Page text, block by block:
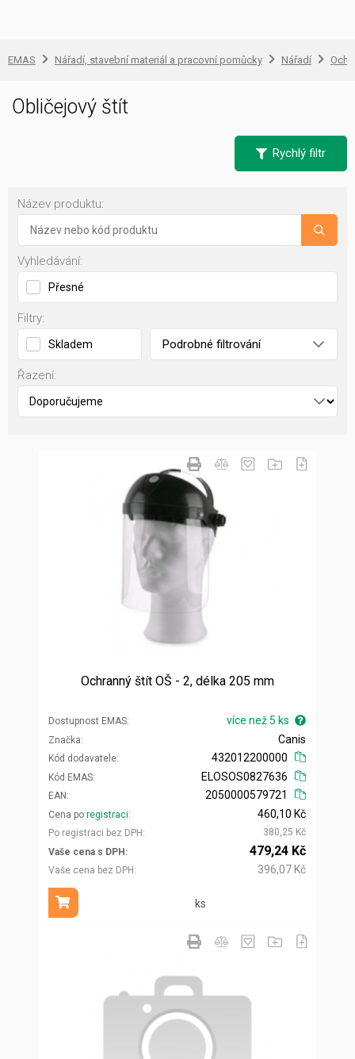
EMAS Nářadí, stavební materiál a pracovní pomůcky Nářadí
Obličejový štít
Rychlý filtr
Název produktu:
Vyhledávání:
Přesné
Filtry:
Skladem Podrobné filtrování
Řazení:
Ochranný štít OŠ - 2, délka 205 mm
Dostupnost EMAS více než 5 ks
Značka
Kód dodavatele
Canis
432012200000
Kód EMAS
EAN
ELOSOS0827636
2050000579721
Cena po registraci
Po registraci bez DPH
460,10 Kč
380,25 Kč
Vaše cena s DPH
Vaše cena bez DPH
479,24 Kč
396,07 Kč
ks
Přidat do košíku